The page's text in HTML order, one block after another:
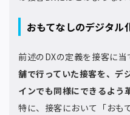
おもてなしのデジタル
前述のDXの定義を接客に
舗で行っていた接客を、デ
インでも同様にできるよう
特に、接客において「おも